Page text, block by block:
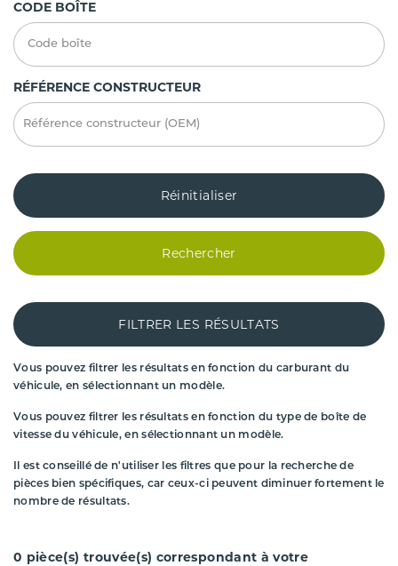
CODE BOÎTE
RÉFÉRENCE CONSTRUCTEUR
Réinitialiser
Rechercher
FILTRER LES RÉSULTATS
Vous pouvez filtrer les résultats en fonction du carburant du
véhicule, en sélectionnant un modèle.
Vous pouvez filtrer les résultats en fonction du type de boîte de
vitesse du véhicule, en sélectionnant un modèle.
Il est conseillé de n'utiliser les filtres que pour la recherche de
pièces bien spécifiques, car ceux-ci peuvent diminuer fortement le
nombre de résultats.
0 pièce(s) trouvée(s) correspondant à votre